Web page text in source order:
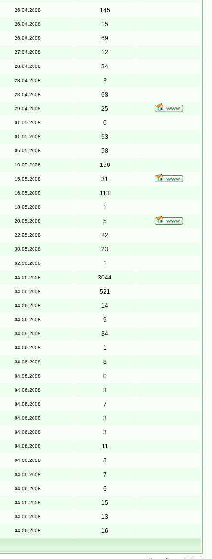
26.04.2008 145
26.04.2008 15
26.04.2008 69
27.04.2008 12
28.04.2008 34
28.04.2008 3
28.04.2008 68
29.04.2008 25
01.05.2008 0
01.05.2008 93
05.05.2008 58
10.05.2008 156
15.05.2008 31
16.05.2008 113
18.05.2008 1
20.05.2008 5
22.05.2008 22
30.05.2008 23
02.06.2008 1
04.06.2008 3044
04.06.2008 521
04.06.2008 14
04.06.2008 9
04.06.2008 34
04.06.2008 1
04.06.2008 8
04.06.2008 0
04.06.2008 3
04.06.2008 7
04.06.2008 3
04.06.2008 3
04.06.2008 11
04.06.2008 3
04.06.2008 7
04.06.2008 6
04.06.2008 15
04.06.2008 13
04.06.2008 16